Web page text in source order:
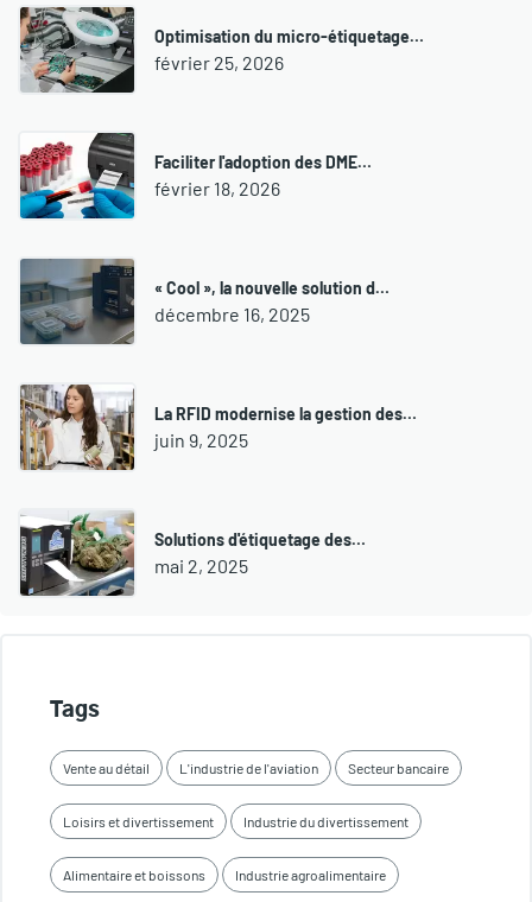
Optimisation du micro-étiquetage…
février 25, 2026
Faciliter l'adoption des DME…
février 18, 2026
« Cool », la nouvelle solution d…
décembre 16, 2025
La RFID modernise la gestion des…
juin 9, 2025
Solutions d'étiquetage des…
mai 2, 2025
Tags
Vente au détail L'industrie de l'aviation Secteur bancaire
Loisirs et divertissement Industrie du divertissement
Alimentaire et boissons Industrie agroalimentaire